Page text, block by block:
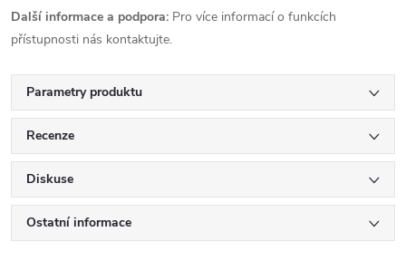
Další informace a podpora: Pro více informací o funkcích
přístupnosti nás kontaktujte.
Parametry produktu
Recenze
Diskuse
Ostatní informace